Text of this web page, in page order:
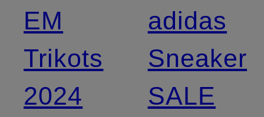
EM
Trikots
2024
adidas
Sneaker
SALE